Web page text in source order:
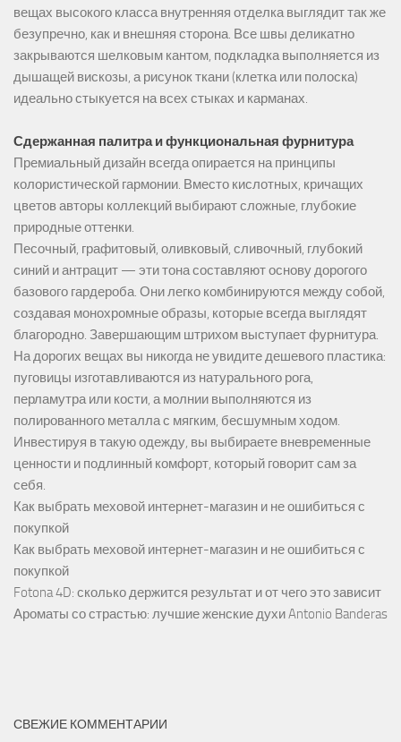
вещах высокого класса внутренняя отделка выглядит так же
безупречно, как и внешняя сторона. Все швы деликатно
закрываются шелковым кантом, подкладка выполняется из
дышащей вискозы, а рисунок ткани (клетка или полоска)
идеально стыкуется на всех стыках и карманах.
Сдержанная палитра и функциональная фурнитура
Премиальный дизайн всегда опирается на принципы
колористической гармонии. Вместо кислотных, кричащих
цветов авторы коллекций выбирают сложные, глубокие
природные оттенки.
Песочный, графитовый, оливковый, сливочный, глубокий
синий и антрацит — эти тона составляют основу дорогого
базового гардероба. Они легко комбинируются между собой,
создавая монохромные образы, которые всегда выглядят
благородно. Завершающим штрихом выступает фурнитура.
На дорогих вещах вы никогда не увидите дешевого пластика:
пуговицы изготавливаются из натурального рога,
перламутра или кости, а молнии выполняются из
полированного металла с мягким, бесшумным ходом.
Инвестируя в такую одежду, вы выбираете вневременные
ценности и подлинный комфорт, который говорит сам за
себя.
Как выбрать меховой интернет-магазин и не ошибиться с
покупкой
Как выбрать меховой интернет-магазин и не ошибиться с
покупкой
Fotona 4D: сколько держится результат и от чего это зависит
Ароматы со страстью: лучшие женские духи Antonio Banderas
СВЕЖИЕ КОММЕНТАРИИ